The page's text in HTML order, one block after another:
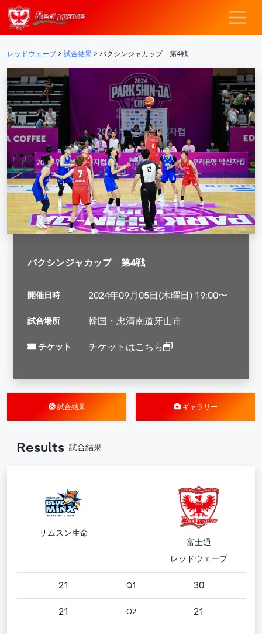
メインナビゲーション
レッドウェー
レッドウェーブ > 試合結果 > パクシンジャカップ 第4戦
パクシンジャカップ 第4戦
開催日時 2024年09月05日(木曜日) 19:00〜
試合場所 韓国・忠清南道牙山市
チケット チケットはこちら
試合結果 ギャラリー
Results 試合結果
サムスン生命
富士通
レッドウェーブ
21 Q1 30
21 Q2 21